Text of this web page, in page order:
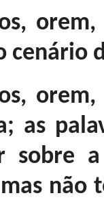
orem,
cenário
as
sobre
não